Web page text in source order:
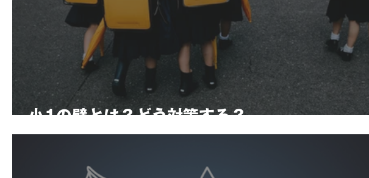
小1の壁とは？どう対策する？